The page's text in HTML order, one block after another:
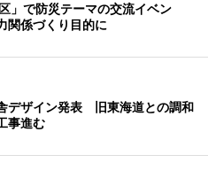
」で防災テーマの交流イベン
関係づくり目的に
デザイン発表 旧東海道との調和
事進む